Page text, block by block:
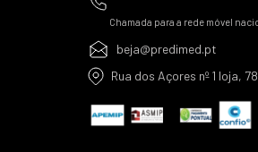
Chamada para a rede móvel
beja@predimed.pt
Rua dos Açores nº 1 loja,